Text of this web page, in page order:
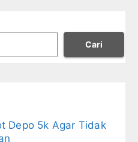
Cari
Depo 5k Agar Tidak